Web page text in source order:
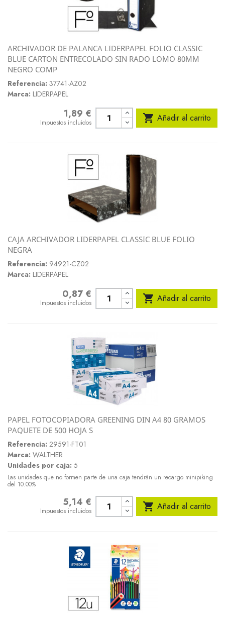
ARCHIVADOR DE PALANCA LIDERPAPEL FOLIO CLASSIC
BLUE CARTON ENTRECOLADO SIN RADO LOMO 80MM
NEGRO COMP
Referencia: 37741-AZ02
Marca: LIDERPAPEL
1,89 €
Impuestos incluidos  Añadir al carrito
CAJA ARCHIVADOR LIDERPAPEL CLASSIC BLUE FOLIO
NEGRA
Referencia: 94921-CZ02
Marca: LIDERPAPEL
0,87 €
Impuestos incluidos  Añadir al carrito
PAPEL FOTOCOPIADORA GREENING DIN A4 80 GRAMOS
PAQUETE DE 500 HOJA S
Referencia: 29591-FT01
Marca: WALTHER
Unidades por caja: 5
Las unidades que no formen parte de una caja tendrán un recargo minipiking
del 10.00%
5,14 €
Impuestos incluidos  Añadir al carrito